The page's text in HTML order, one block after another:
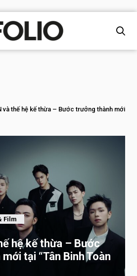
và thế hệ kế thừa – Bước trưởng thành mới
Film
hệ kế thừa – Bước
tại “Tân Binh Toàn